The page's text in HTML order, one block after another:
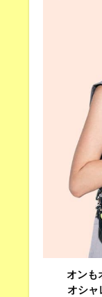
オンも
オシャ